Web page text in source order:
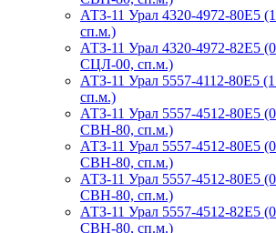
АТЗ-11 Урал 4320-4972-80Е5
сп.м.)
АТЗ-11 Урал 4320-4972-82Е5
СЦЛ-00, сп.м.)
АТЗ-11 Урал 5557-4112-80Е5
сп.м.)
АТЗ-11 Урал 5557-4512-80Е5
СВН-80, сп.м.)
АТЗ-11 Урал 5557-4512-80Е5
СВН-80, сп.м.)
АТЗ-11 Урал 5557-4512-80Е5
СВН-80, сп.м.)
АТЗ-11 Урал 5557-4512-82Е5
СВН-80, сп.м.)